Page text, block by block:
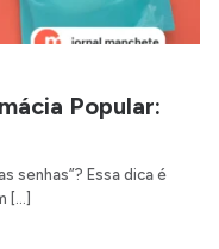
Popular:
senhas”? Essa dica é
[…]